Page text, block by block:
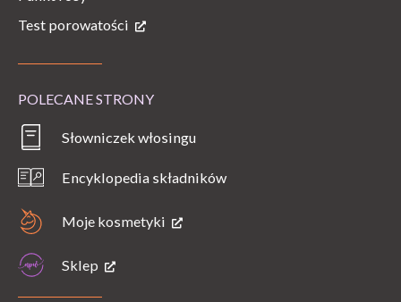
Test porowatości
POLECANE STRONY
Słowniczek włosingu
Encyklopedia składników
Moje kosmetyki
Sklep